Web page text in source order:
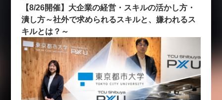
【8/26開催】大企業の経営・スキルの活かし方・
潰し方～社外で求められるスキルと、嫌われるス
キルとは？～